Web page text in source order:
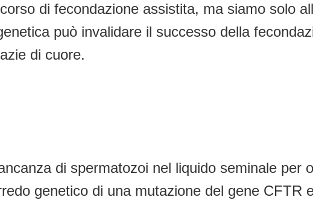
di fecondazione assistita, ma siamo solo
può invalidare il successo della
di cuore.
di spermatozoi nel liquido seminale
genetico di una mutazione del gene CFTR